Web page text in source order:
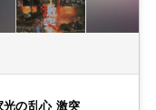
光の乱心 激突